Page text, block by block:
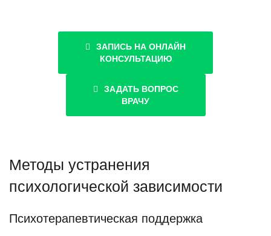
ЗАПИСЬ НА ОНЛАЙН
КОНСУЛЬТАЦИЮ
ЗАДАТЬ ВОПРОС
ВРАЧУ
Методы устранения
психологической зависимости
Психотерапевтическая поддержка